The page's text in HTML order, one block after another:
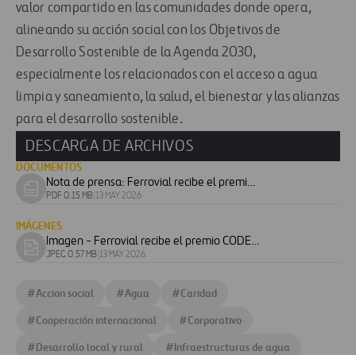
valor compartido en las comunidades donde opera,
alineando su acción social con los Objetivos de
Desarrollo Sostenible de la Agenda 2030,
especialmente los relacionados con el acceso a agua
limpia y saneamiento, la salud, elbienestar y las alianzas
para el desarrollo sostenible.
DESCARGA DE ARCHIVOS
DOCUMENTOS
Download
document
Nota de prensa: Ferrovial recibe el premio CODESPA
PDF 0.15 MB 13 MAY 2026
IMÁGENES
Download
Imagen - Ferrovial recibe el premio CODESPA
JPEG 0.57 MB 13 MAY 2026
#Accion social #Agua #Caridad
#Cooperación internacional #Corporativo
#Desarrollo local y rural #Infraestructuras de agua